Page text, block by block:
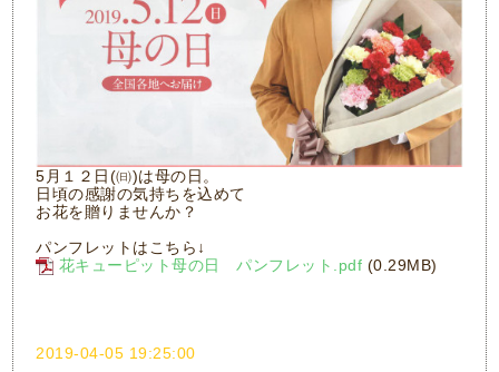
5月１２日(㈰)は母の日。
日頃の感謝の気持ちを込めて
お花を贈りませんか？
パンフレットはこちら↓
花キューピット母の日 パンフレット.pdf (0.29MB)
2019-04-05 19:25:00